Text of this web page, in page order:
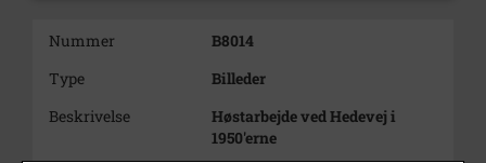
Nummer
B8014
Type
Billeder
Beskrivelse
Høstarbejde ved Hedevej i
1950'erne